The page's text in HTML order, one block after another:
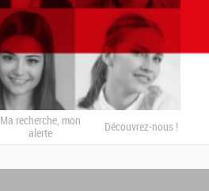
Ma recherche, mon
alerte
Découvrez-nous !